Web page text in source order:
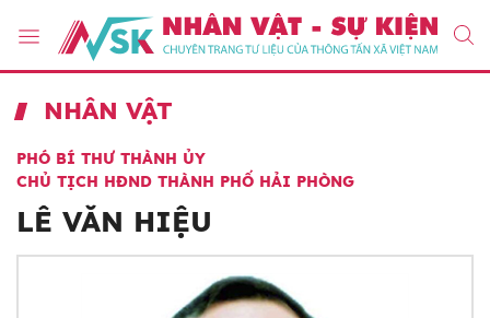
NHÂN VẬT
PHÓ BÍ THƯ THÀNH ỦY
CHỦ TỊCH HĐND THÀNH PHỐ HẢI PHÒNG
LÊ VĂN HIỆU